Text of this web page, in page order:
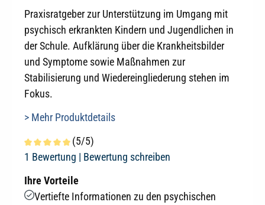
Praxisratgeber zur Unterstützung im Umgang mit
psychisch erkrankten Kindern und Jugendlichen in
der Schule. Aufklärung über die Krankheitsbilder
und Symptome sowie Maßnahmen zur
Stabilisierung und Wiedereingliederung stehen im
Fokus.
> Mehr Produktdetails
Durchschnittliche Bewertung von 5 von 5 Sternen
(5/5)
1 Bewertung | Bewertung schreiben
Ihre Vorteile
Vertiefte Informationen zu den psychischen